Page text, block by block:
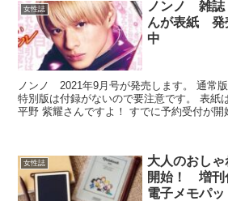
女性誌
ノンノ 雑誌
んが表紙 発
中
ノンノ 2021年9月号が発売します。 通常版
特別版は付録がないので要注意です。 表紙
平野 紫耀さんですよ！ すでに予約受付が開
女性誌
大人のおし
開始！ 増刊
電子メモパ